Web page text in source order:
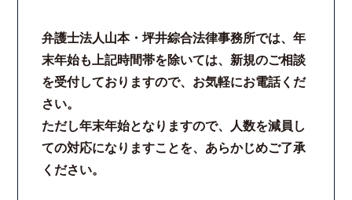
衛生対策の強化
コロナと労働問題
資料ダウンロード
お問い合わせフォーム
弁護士法人山本・坪井綜合法律事務所では、年
末年始も上記時間帯を除いては、新規のご相談
を受付しておりますので、お気軽にお電話くだ
さい。
ただし年末年始となりますので、人数を減員し
ての対応になりますことを、あらかじめご了承
ください。